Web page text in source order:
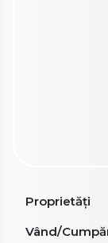
Proprietăți
Vând/